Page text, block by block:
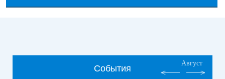
События
Август